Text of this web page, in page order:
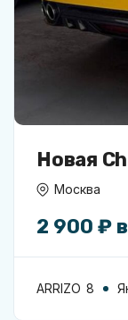
Новая
Москва
2 900 ₽
ARRIZO 8